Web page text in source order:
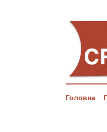
Головна